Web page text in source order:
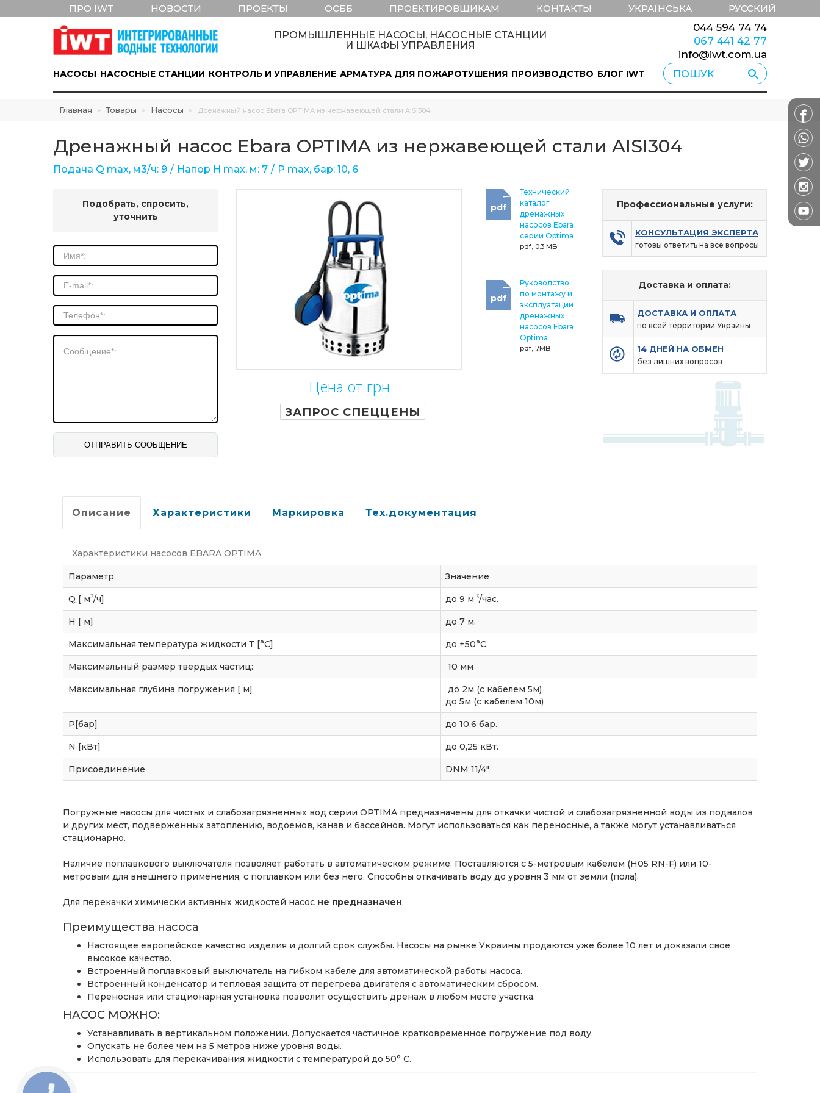
ПРО IWT НОВОСТИ ПРОЕКТЫ ОСББ ПРОЕКТИРОВЩИКАМ КОНТАКТЫ УКРАЇНСЬКА РУССКИЙ
ПРОМЫШЛЕННЫЕ НАСОСЫ, НАСОСНЫЕ СТАНЦИИ
И ШКАФЫ УПРАВЛЕНИЯ
044 594 74 74
067 441 42 77
info@iwt.com.ua
НАСОСЫ НАСОСНЫЕ СТАНЦИИ КОНТРОЛЬ И УПРАВЛЕНИЕ АРМАТУРА ДЛЯ ПОЖАРОТУШЕНИЯ ПРОИЗВОДСТВО БЛОГ IWT
Главная > Товары > Насосы > Дренажный насос Ebara OPTIMA из нержавеющей стали AISI304
Дренажный насос Ebara OPTIMA из нержавеющей стали AISI304
Подача Q max, м3/ч: 9 Напор Н max, м: 7 Р max, бар: 10, 6
Подобрать, спросить,
уточнить
Цена от грн
ЗАПРОС СПЕЦЦЕНЫ
Технический
каталог
дренажных
насосов Ebara
серии Optima
pdf, 0.3 MB
pdf
Руководcтво
по монтажу и
эксплуатации
дренажных
насосов Ebara
Optima
pdf, 7MB
pdf
Профессиональные услуги:
КОНСУЛЬТАЦИЯ ЭКСПЕРТА
готовы ответить на все вопросы
Доставка и оплата:
ДОСТАВКА И ОПЛАТА
по всей территории Украины
14 ДНЕЙ НА ОБМЕН
без лишних вопросов
Описание Характеристики Маркировка Тех.документация
Характеристики насосов EBARA OPTIMA
Параметр Значение
Q [ м3/ч] до 9 м 3/час.
H [ м] до 7 м.
Максимальная температура жидкости Т [°C] до +50°С.
Максимальный размер твердых частиц: 10 мм
Максимальная глубина погружения [ м]
до 2м (с кабелем 5м)
до 5м (с кабелем 10м)
P[бар] до 10,6 бар.
N [кВт] до 0,25 кВт.
Присоединение DNМ 11/4″
Погружные насосы для чистых и слабозагрязненных вод серии OPTIMA предназначены для откачки чистой и слабозагрязненной воды из подвалов
и других мест, подверженных затоплению, водоемов, канав и бассейнов. Могут использоваться как переносные, а также могут устанавливаться
стационарно.
Наличие поплавкового выключателя позволяет работать в автоматическом режиме. Поставляются с 5-метровым кабелем (H05 RN-F) или 10-
метровым для внешнего применения, c поплавком или без него. Способны откачивать воду до уровня 3 мм от земли (пола).
Для перекачки химически активных жидкостей насос не предназначен.
Преимущества насоса
Настоящее европейское качество изделия и долгий срок службы. Насосы на рынке Украины продаются уже более 10 лет и доказали свое
высокое качество.
Встроенный поплавковый выключатель на гибком кабеле для автоматической работы насоса.
Встроенный конденсатор и тепловая защита от перегрева двигателя с автоматическим сбросом.
Переносная или стационарная установка позволит осуществить дренаж в любом месте участка.
НАСОС МОЖНО:
Устанавливать в вертикальном положении. Допускается частичное кратковременное погружение под воду.
Опускать не более чем на 5 метров ниже уровня воды.
Использовать для перекачивания жидкости с температурой до 50° С.